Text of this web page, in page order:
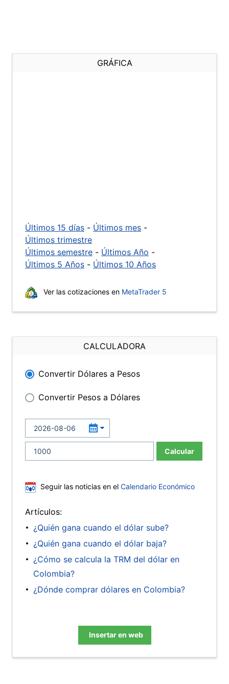
GRÁFICA
Últimos 15 días - Últimos mes -
Últimos trimestre
Últimos semestre - Últimos Año -
Últimos 5 Años - Últimos 10 Años
Ver las cotizaciones en MetaTrader 5
CALCULADORA
Convertir Dólares a Pesos
Convertir Pesos a Dólares
Calcular
Seguir las noticias en el Calendario Económico
Artículos:
¿Quién gana cuando el dólar sube?
¿Quién gana cuando el dólar baja?
¿Cómo se calcula la TRM del dólar en
Colombia?
¿Dónde comprar dólares en Colombia?
Insertar en web